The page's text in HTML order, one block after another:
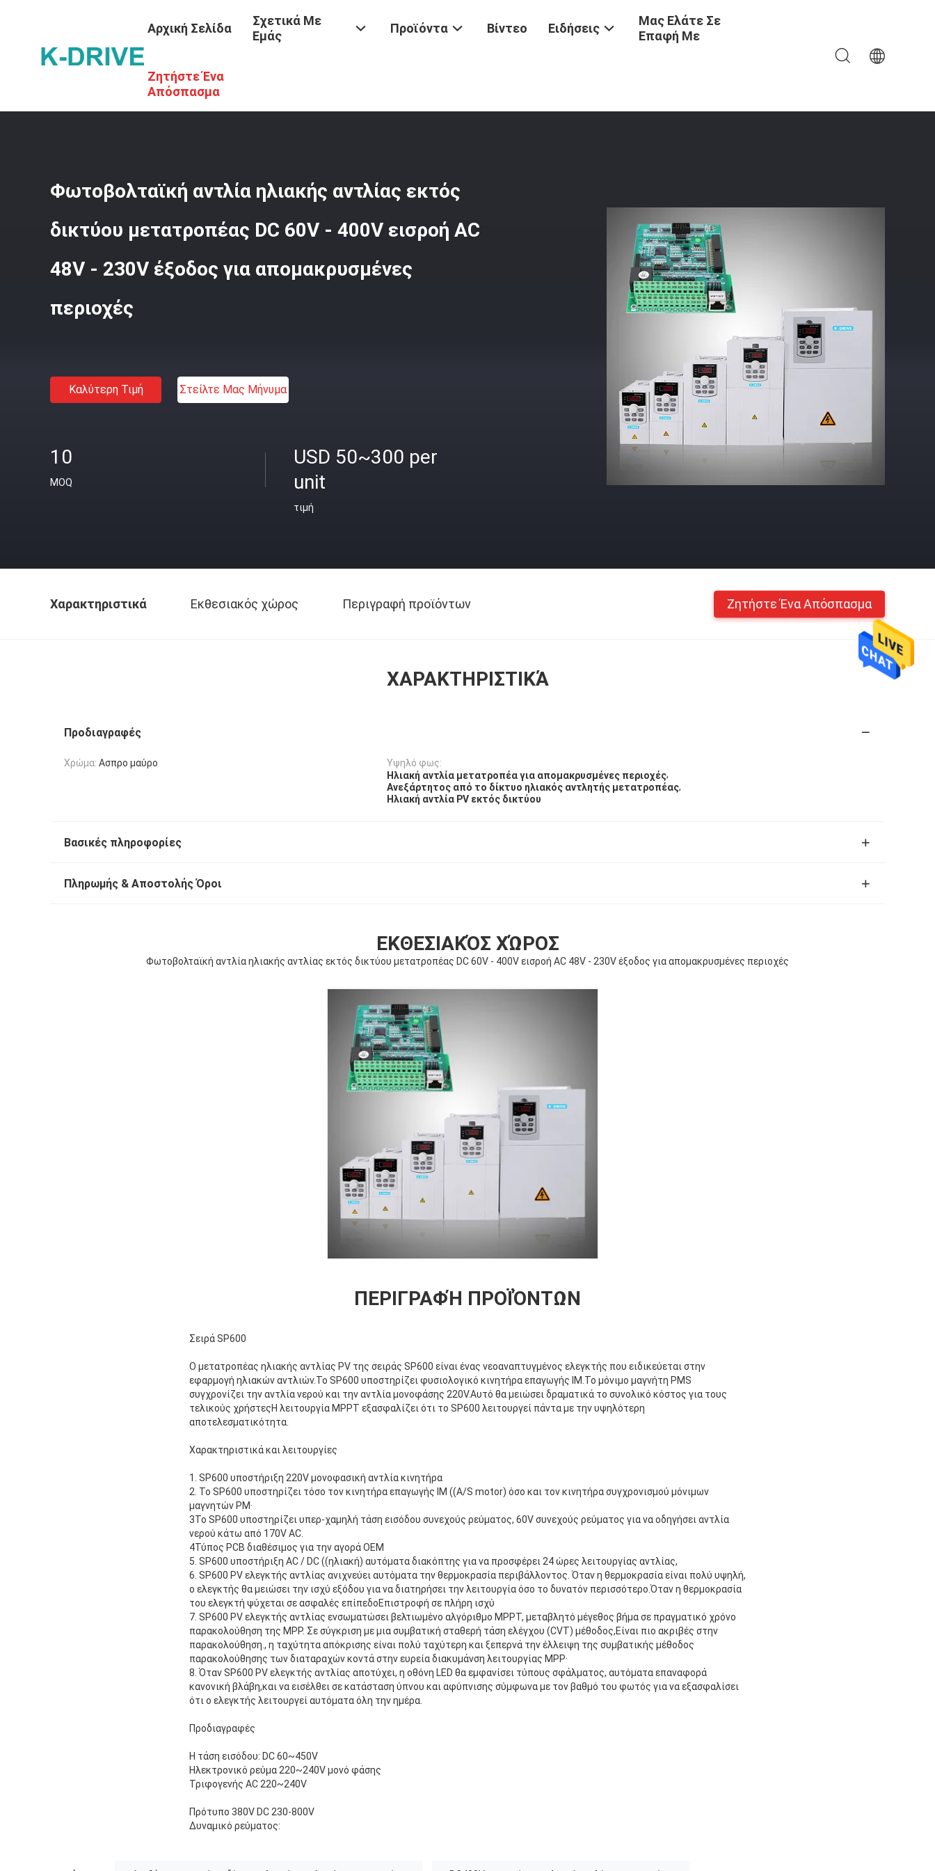
Αρχική Σελίδα
Σχετικά Με
Εμάς
Προϊόντα Βίντεο Ειδήσεις
Μας Ελάτε Σε
Επαφή Με
Ζητήστε Ένα
Απόσπασμα
Φωτοβολταϊκή αντλία ηλιακής αντλίας εκτός
δικτύου μετατροπέας DC 60V - 400V εισροή AC
48V - 230V έξοδος για απομακρυσμένες
περιοχές
Καλύτερη Τιμή Στείλτε Μας Μήνυμα
10
MOQ
USD 50~300 per
unit
τιμή
Χαρακτηριστικά Εκθεσιακός χώρος Περιγραφή προϊόντων Ζητήστε Ένα Απόσπασμα
ΧΑΡΑΚΤΗΡΙΣΤΙΚΆ
Προδιαγραφές
Χρώμα: Ασπρο μαύρο
Υψηλό φως:
Ηλιακή αντλία μετατροπέα για απομακρυσμένες περιοχές,
Ανεξάρτητος από το δίκτυο ηλιακός αντλητής μετατροπέας,
Ηλιακή αντλία PV εκτός δικτύου
Βασικές πληροφορίες
Πληρωμής & Αποστολής Όροι
ΕΚΘΕΣΙΑΚΌΣ ΧΏΡΟΣ
Φωτοβολταϊκή αντλία ηλιακής αντλίας εκτός δικτύου μετατροπέας DC 60V - 400V εισροή AC 48V - 230V έξοδος για απομακρυσμένες περιοχές
ΠΕΡΙΓΡΑΦΉ ΠΡΟΪΌΝΤΩΝ
Σειρά SP600
Ο μετατροπέας ηλιακής αντλίας PV της σειράς SP600 είναι ένας νεοαναπτυγμένος ελεγκτής που ειδικεύεται στην
εφαρμογή ηλιακών αντλιών.Το SP600 υποστηρίζει φυσιολογικό κινητήρα επαγωγής IM.Το μόνιμο μαγνήτη PMS
συγχρονίζει την αντλία νερού και την αντλία μονοφάσης 220V.Αυτό θα μειώσει δραματικά το συνολικό κόστος για τους
τελικούς χρήστεςΗ λειτουργία MPPT εξασφαλίζει ότι το SP600 λειτουργεί πάντα με την υψηλότερη
αποτελεσματικότητα.
Χαρακτηριστικά και λειτουργίες
1. SP600 υποστήριξη 220V μονοφασική αντλία κινητήρα
2. Το SP600 υποστηρίζει τόσο τον κινητήρα επαγωγής IM ((A/S motor) όσο και τον κινητήρα συγχρονισμού μόνιμων
μαγνητών PM·
3Το SP600 υποστηρίζει υπερ-χαμηλή τάση εισόδου συνεχούς ρεύματος, 60V συνεχούς ρεύματος για να οδηγήσει αντλία
νερού κάτω από 170V AC.
4Τύπος PCB διαθέσιμος για την αγορά OEM
5. SP600 υποστήριξη AC / DC ((ηλιακή) αυτόματα διακόπτης για να προσφέρει 24 ώρες λειτουργίας αντλίας,
6. SP600 PV ελεγκτής αντλίας ανιχνεύει αυτόματα την θερμοκρασία περιβάλλοντος. Όταν η θερμοκρασία είναι πολύ υψηλή,
ο ελεγκτής θα μειώσει την ισχύ εξόδου για να διατηρήσει την λειτουργία όσο το δυνατόν περισσότερο.Όταν η θερμοκρασία
του ελεγκτή ψύχεται σε ασφαλές επίπεδοΕπιστροφή σε πλήρη ισχύ
7. SP600 PV ελεγκτής αντλίας ενσωματώσει βελτιωμένο αλγόριθμο MPPT, μεταβλητό μέγεθος βήμα σε πραγματικό χρόνο
παρακολούθηση της MPP. Σε σύγκριση με μια συμβατική σταθερή τάση ελέγχου (CVT) μέθοδος,Είναι πιο ακριβές στην
παρακολούθηση., η ταχύτητα απόκρισης είναι πολύ ταχύτερη και ξεπερνά την έλλειψη της συμβατικής μέθοδος
παρακολούθησης των διαταραχών κοντά στην ευρεία διακυμάνση λειτουργίας MPP·
8. Όταν SP600 PV ελεγκτής αντλίας αποτύχει, η οθόνη LED θα εμφανίσει τύπους σφάλματος, αυτόματα επαναφορά
κανονική βλάβη,και να εισέλθει σε κατάσταση ύπνου και αφύπνισης σύμφωνα με τον βαθμό του φωτός για να εξασφαλίσει
ότι ο ελεγκτής λειτουργεί αυτόματα όλη την ημέρα.
Προδιαγραφές
Η τάση εισόδου: DC 60~450V
Ηλεκτρονικό ρεύμα 220~240V μονό φάσης
Τριφογενής AC 220~240V
Πρότυπο 380V DC 230-800V
Δυναμικό ρεύματος: